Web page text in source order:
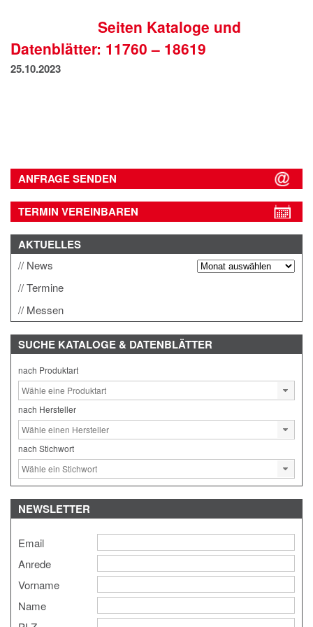
DATENSCHUTZSeiten Kataloge und
Datenblätter: 11760 – 18619
25.10.2023
ANFRAGE SENDEN
TERMIN VEREINBAREN
AKTUELLES
News
Termine
Messen
SUCHE KATALOGE & DATENBLÄTTER
nach Produktart
nach Hersteller
nach Stichwort
NEWSLETTER
Email
Anrede
Vorname
Name